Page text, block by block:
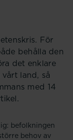
För
behålla den
det enklare
land, så
med 14
befolkningen
behov av